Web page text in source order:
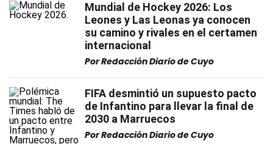
Mundial de Hockey 2026: Los
Leones y Las Leonas ya conocen
su camino y rivales en el certamen
internacional
PorRedacción Diario de Cuyo
FIFA desmintió un supuesto pacto
de Infantino para llevar la final de
2030 a Marruecos
PorRedacción Diario de Cuyo